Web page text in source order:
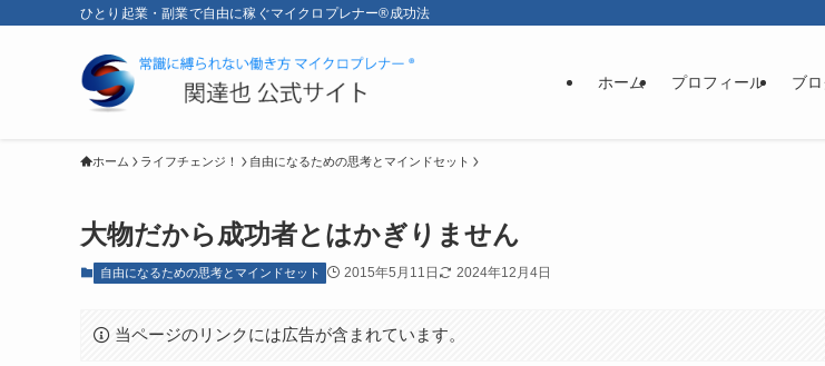
ひとり起業・副業で自由に稼ぐマイクロプレナー®成功法
ホーム プロフィール ブ
ホーム ライフチェンジ！ 自由になるための思考とマインドセット
大物だから成功者とはかぎりません
自由になるための思考とマインドセット 2015年5月11日 2024年12月4日
当ページのリンクには広告が含まれています。